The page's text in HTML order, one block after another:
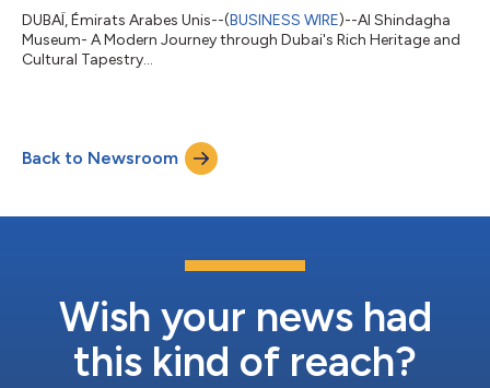
DUBAÏ, Émirats Arabes Unis--(BUSINESS WIRE)--Al Shindagha
Museum- A Modern Journey through Dubai's Rich Heritage and
Cultural Tapestry...
Back to Newsroom
Wish your news had
this kind of reach?